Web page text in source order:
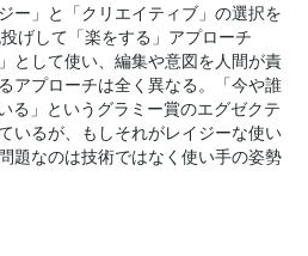
ー」と「クリエイティブ」の選択を
げして「楽をする」アプローチ
として使い、編集や意図を人間が責
アプローチは全く異なる。「今や誰
る」というグラミー賞のエグゼクテ
いるが、もしそれがレイジーな使い
題なのは技術ではなく使い手の姿勢